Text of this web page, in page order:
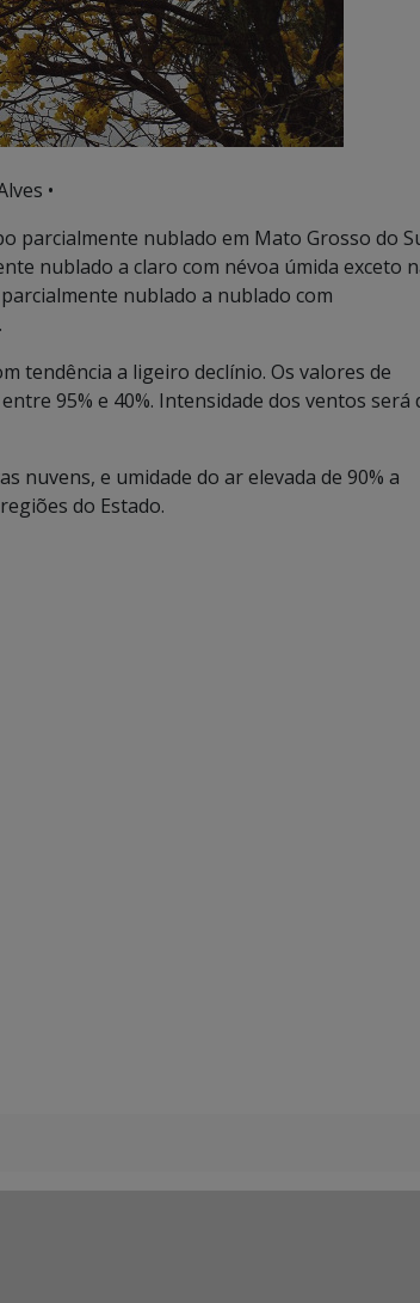
•
parcialmente nublado em Mato Grosso do
nublado a claro com névoa úmida exceto
nublado a nublado com
tendência a ligeiro declínio. Os valores de
95% e 40%. Intensidade dos ventos será
nuvens, e umidade do ar elevada de 90% a
do Estado.